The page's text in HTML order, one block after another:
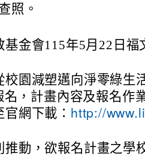
照。
金會115年5月22日福
園減塑邁向淨零綠生
，計畫內容及報名作
網下載： http://
動，欲報名計畫之學